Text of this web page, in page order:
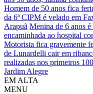
Homem de 50 anos fica
da 6ª CIPM é velado em
Arapuã Menina de 6 anos
encaminhada ao hospital
Motorista fica gravemente
de Lunardelli cair em
realizadas nos primeiros
Jardim Alegre
EM ALTA
MENU